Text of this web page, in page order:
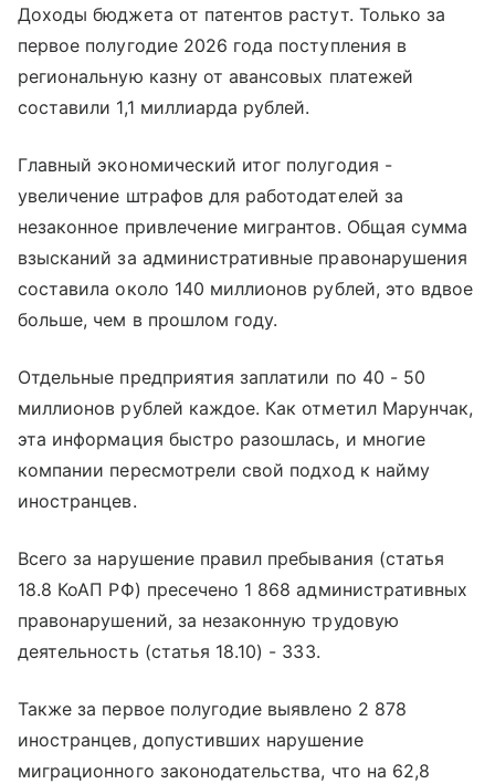
Доходы бюджета от патентов растут. Только за
первое полугодие 2026 года поступления в
региональную казну от авансовых платежей
составили 1,1 миллиарда рублей.
Главный экономический итог полугодия -
увеличение штрафов для работодателей за
незаконное привлечение мигрантов. Общая сумма
взысканий за административные правонарушения
составила около 140 миллионов рублей, это вдвое
больше, чем в прошлом году.
Отдельные предприятия заплатили по 40 - 50
миллионов рублей каждое. Как отметил Марунчак,
эта информация быстро разошлась, и многие
компании пересмотрели свой подход к найму
иностранцев.
Всего за нарушение правил пребывания (статья
18.8 КоАП РФ) пресечено 1 868 административных
правонарушений, за незаконную трудовую
деятельность (статья 18.10) - 333.
Также за первое полугодие выявлено 2 878
иностранцев, допустивших нарушение
миграционного законодательства, что на 62,8